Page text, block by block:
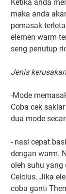
Ketika anda
maka anda
pemasak
elemen warm
seng penutup
Jenis
-Mode
Coba cek
dua mode
- nasi cepat
dengan warm.
oleh suhu yang
Celcius. Jika
coba ganti